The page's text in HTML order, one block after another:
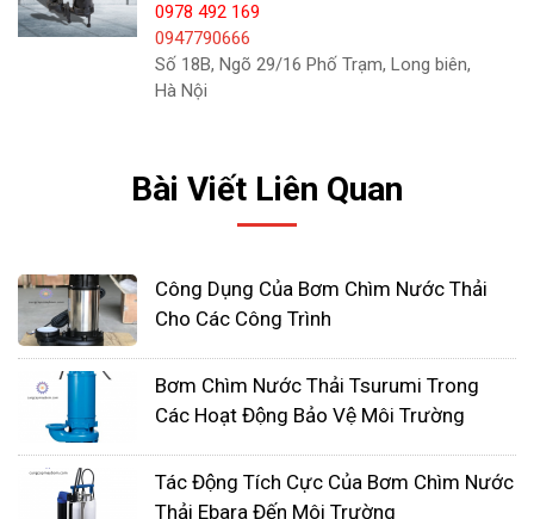
Thông số kỹ thuật bơm chìm
nước thải Tsurumi
Thông số kỹ thuật bơm chìm nước thải Tsurumi
Công suất: Từ 0.25kW đến 55kW
Điện áp: 220V, 380V
Cột áp: Từ 10m đến 120m
Lưu lượng: Từ 10m3/h đến 1200m3/h
0978 492 169
0947790666
Số 18B, Ngõ 29/16 Phố Trạm, Long biên,
Hà Nội
Bài Viết Liên Quan
Công Dụng Của Bơm Chìm Nước Thải
Cho Các Công Trình
Bơm Chìm Nước Thải Tsurumi Trong
Các Hoạt Động Bảo Vệ Môi Trường
Tác Động Tích Cực Của Bơm Chìm Nước
Thải Ebara Đến Môi Trường